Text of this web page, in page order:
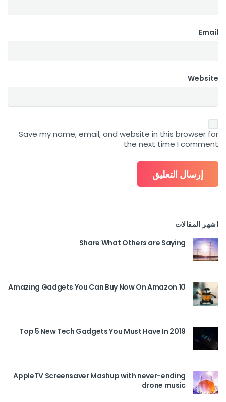
Email
Website
Save my name, email, and website in this browser for
the next time I comment.
اشهر المقالات
Share What Others are Saying
10 Amazing Gadgets You Can Buy Now On Amazon
Top 5 New Tech Gadgets You Must Have In 2019
AppleTV Screensaver Mashup with never-ending
drone music